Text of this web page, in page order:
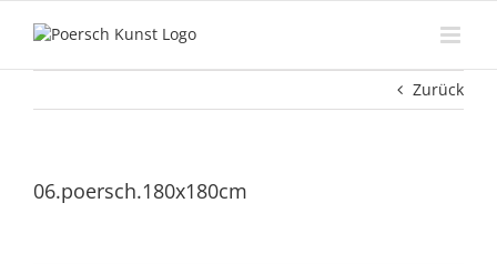
Inhalt
Zurück
06.poersch.180x180cm